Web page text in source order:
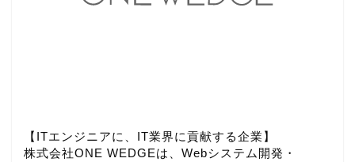
【ITエンジニアに、IT業界に貢献する企業】
株式会社ONE WEDGEは、Webシステム開発・